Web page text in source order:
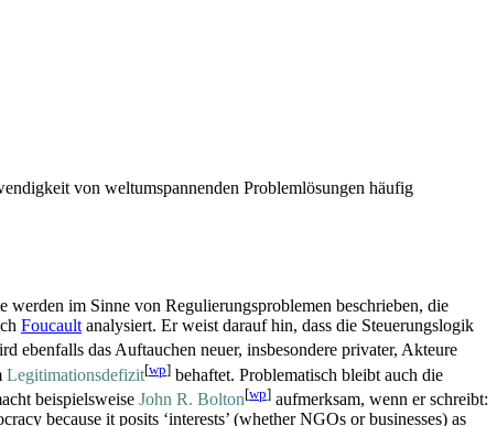
von weltumspannenden Problemlösungen häufig
werden im Sinne von Regulierungs­problemen beschrieben, die
Foucault analysiert. Er weist darauf hin, dass die Steuerungslogik
ebenfalls das Auftauchen neuer, insbesondere privater, Akteure
Legitimations­defizit[wp] behaftet. Problematisch bleibt auch die
beispielsweise John R. Bolton[wp] aufmerksam, wenn er schreibt:
because it posits ‘interests’ (whether NGOs or businesses) as